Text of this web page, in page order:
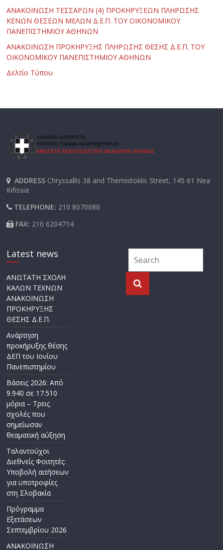
ΑΝΑΚΟΙΝΩΣΗ ΤΕΣΣΑΡΩΝ (4) ΠΡΟΚΗΡΥΞΕΩΝ ΠΛΗΡΩΣΗΣ
ΚΕΝΩΝ ΘΕΣΕΩΝ ΜΕΛΩΝ Δ.Ε.Π. ΤΟΥ ΟΙΚΟΝΟΜΙΚΟΥ
ΠΑΝΕΠΙΣΤΗΜΙΟΥ ΑΘΗΝΩΝ
ΑΝΑΚΟΙΝΩΣΗ ΠΡΟΚΗΡΥΞΗΣ ΠΛΗΡΩΣΗΣ ΘΕΣΗΣ Δ.Ε.Π. ΤΟΥ
ΟΙΚΟΝΟΜΙΚΟΥ ΠΑΝΕΠΙΣΤΗΜΙΟΥ ΑΘΗΝΩΝ
Δελτίο Τύπου
ADDRESS Chryssallis 38 and Themistoklis Street, 145 61 Nea
Kifissia
TELEPHONE: 210 8070686
FAX: 210 6204714
Latest news
ΑΝΩΤΑΤΗ ΣΧΟΛΗ
ΚΑΛΩΝ ΤΕΧΝΩΝ
ΑΝΑΚΟΙΝΩΣΗ
ΠΡΟΚΗΡΥΞΗΣ
ΘΕΣΗΣ Δ.Ε.Π.
Ανάρτηση
προκήρυξης θέσης
ΔΕΠ του Ιονίου
Πανεπιστημίου
Βάσεις 2026: Από
9.940 σε 17.510
μόρια – Τρεις
σχολές που
σημείωσαν
θεαματική αύξηση
Ταλαντούχοι
Διεθνείς Φοιτητές:
Υποβολή αιτήσεων
για υποτροφίες
στη Σλοβακία
Πρόγραμμα
Εξετάσεων
Σεπτεμβρίου 2026
ΑΝΑΚΟΙΝΩΣΗ